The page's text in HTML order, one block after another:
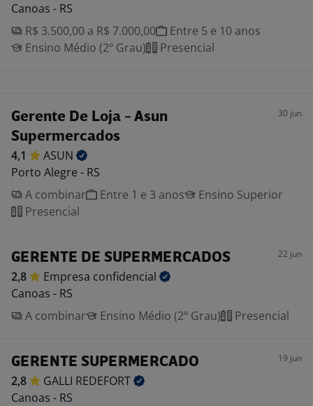
Canoas - RS
R$ 3.500,00 a R$ 7.000,00
Entre 5 e 10 anos
Ensino Médio (2º Grau)
Presencial
Gerente De Loja - Asun
Supermercados
30 jun
4,1
ASUN
Porto Alegre - RS
A combinar
Entre 1 e 3 anos
Ensino Superior
Presencial
GERENTE DE SUPERMERCADOS 22 jun
2,8 Empresa confidencial
Canoas - RS
A combinar
Ensino Médio (2º Grau) Presencial
GERENTE SUPERMERCADO 19 jun
2,8 GALLI REDEFORT
Canoas - RS